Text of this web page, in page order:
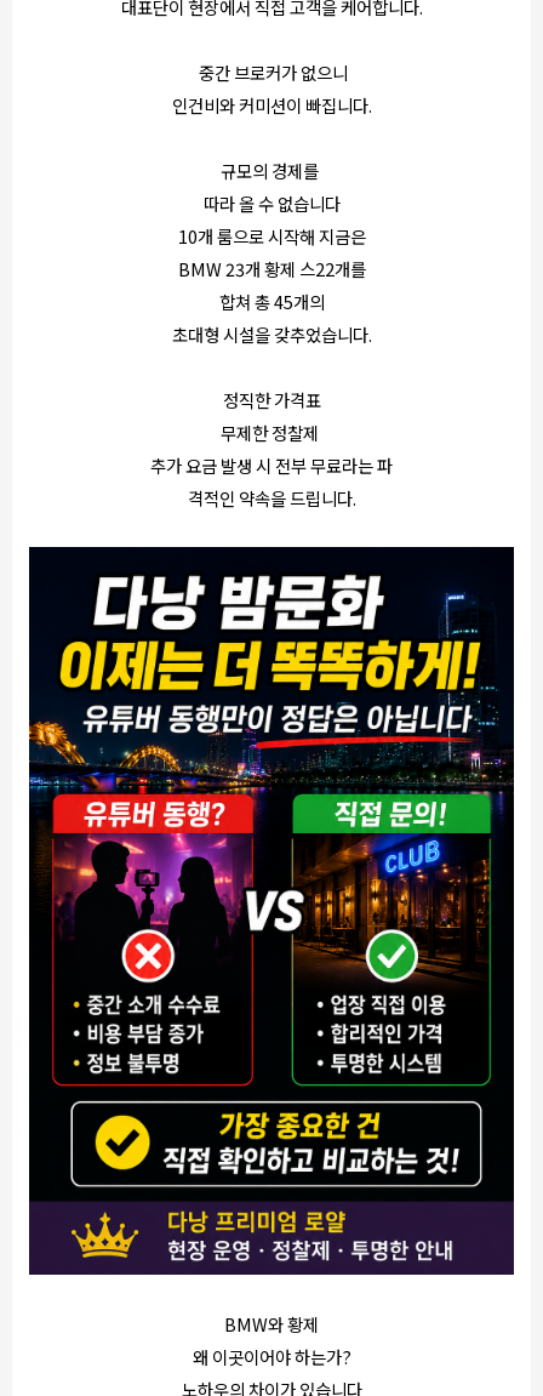
대표단이 현장에서 직접 고객을 케어합니다.
중간 브로커가 없으니
인건비와 커미션이 빠집니다.
규모의 경제를
따라 올 수 없습니다
10개 룸으로 시작해 지금은
BMW 23개 황제 스22개를
합쳐 총 45개의
초대형 시설을 갖추었습니다.
정직한 가격표
무제한 정찰제
추가 요금 발생 시 전부 무료라는 파
격적인 약속을 드립니다.
BMW와 황제
왜 이곳이어야 하는가?
노하우의 차이가 있습니다